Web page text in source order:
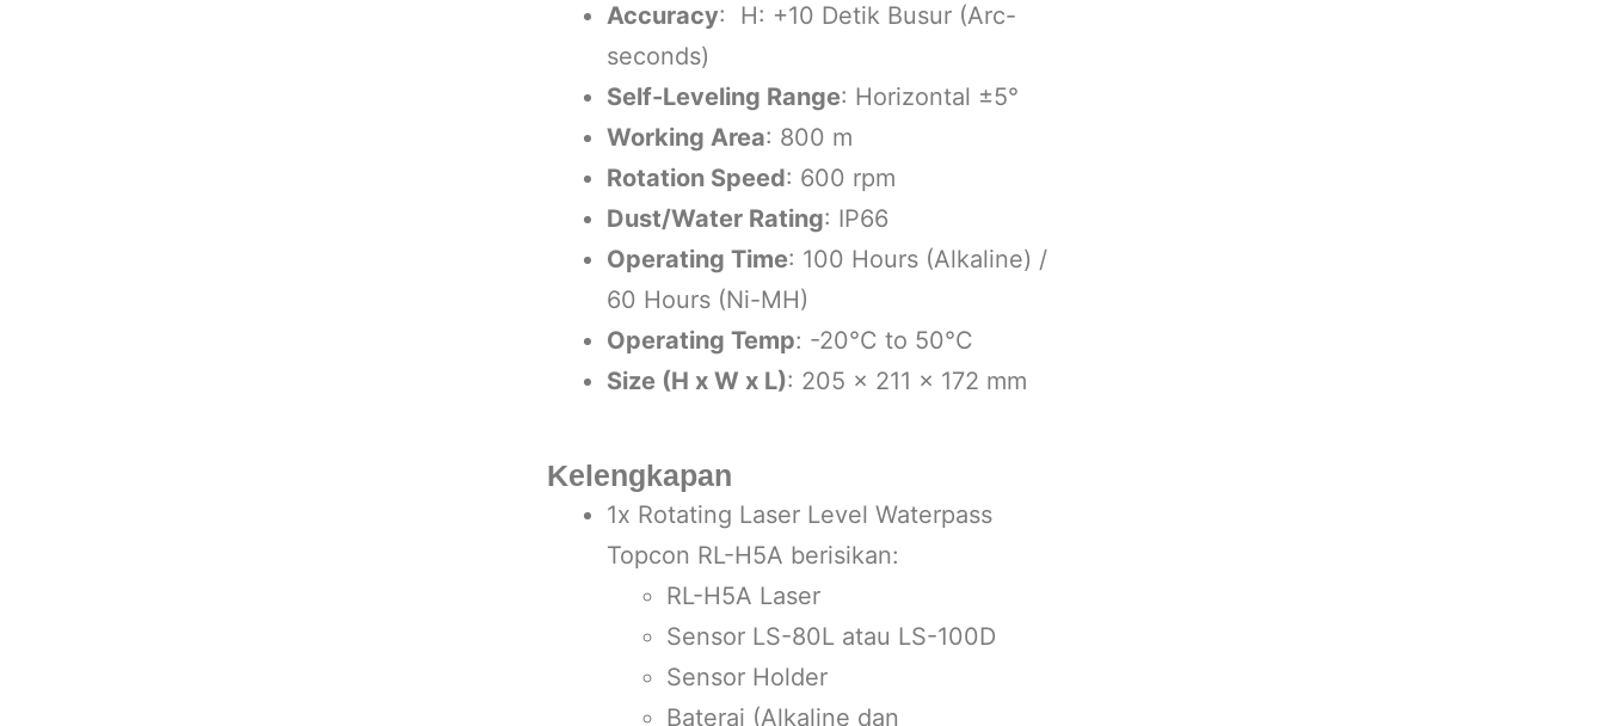
Accuracy: H: +10 Detik Busur (Arc-
seconds)
Self-Leveling Range: Horizontal ±5°
Working Area: 800 m
Rotation Speed: 600 rpm
Dust/Water Rating: IP66
Operating Time: 100 Hours (Alkaline) /
60 Hours (Ni-MH)
Operating Temp: -20°C to 50°C
Size (H x W x L): 205 x 211 x 172 mm
Kelengkapan
1x Rotating Laser Level Waterpass
Topcon RL-H5A berisikan:
RL-H5A Laser
Sensor LS-80L atau LS-100D
Sensor Holder
Baterai (Alkaline dan